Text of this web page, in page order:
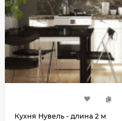
Кухня Нувель - длина 2 м